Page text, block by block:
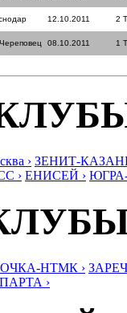
12.10.2011 2
08.10.2011 1
› ЗЕНИТ-
› ЕНИСЕЙ ›
НТМК ›
›